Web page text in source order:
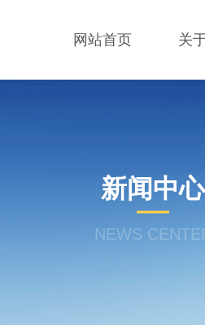
网站首页 关
新闻中心
NEWS